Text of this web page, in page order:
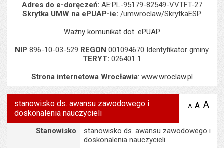
Adres do e-doręczeń: AE:PL-95179-82549-VVTFT-27
Skrytka UMW na ePUAP-ie: /umwroclaw/SkrytkaESP
Ważny komunikat dot. ePUAP
NIP 896-10-03-529 REGON 001094670 Identyfikator gminy
TERYT: 026401 1
Strona internetowa Wrocławia: www.wroclaw.pl
stanowisko ds. awansu zawodowego i
doskonalenia nauczycieli
A zmniejsz
A A
SzczegółyStanowisko
stanowisko ds. awansu zawodowego i
doskonalenia nauczycieli